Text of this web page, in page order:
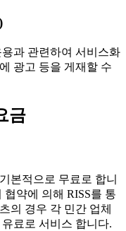
과 관련하여 서비스화
광고 등을 게재할 수
금
본적으로 무료로 합니
약에 의해 RISS를 통
의 경우 각 민간 업체
료로 서비스 합니다.